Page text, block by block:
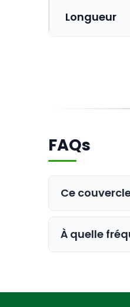
Longueur
FAQs
Ce
Oui, ce
À quelle